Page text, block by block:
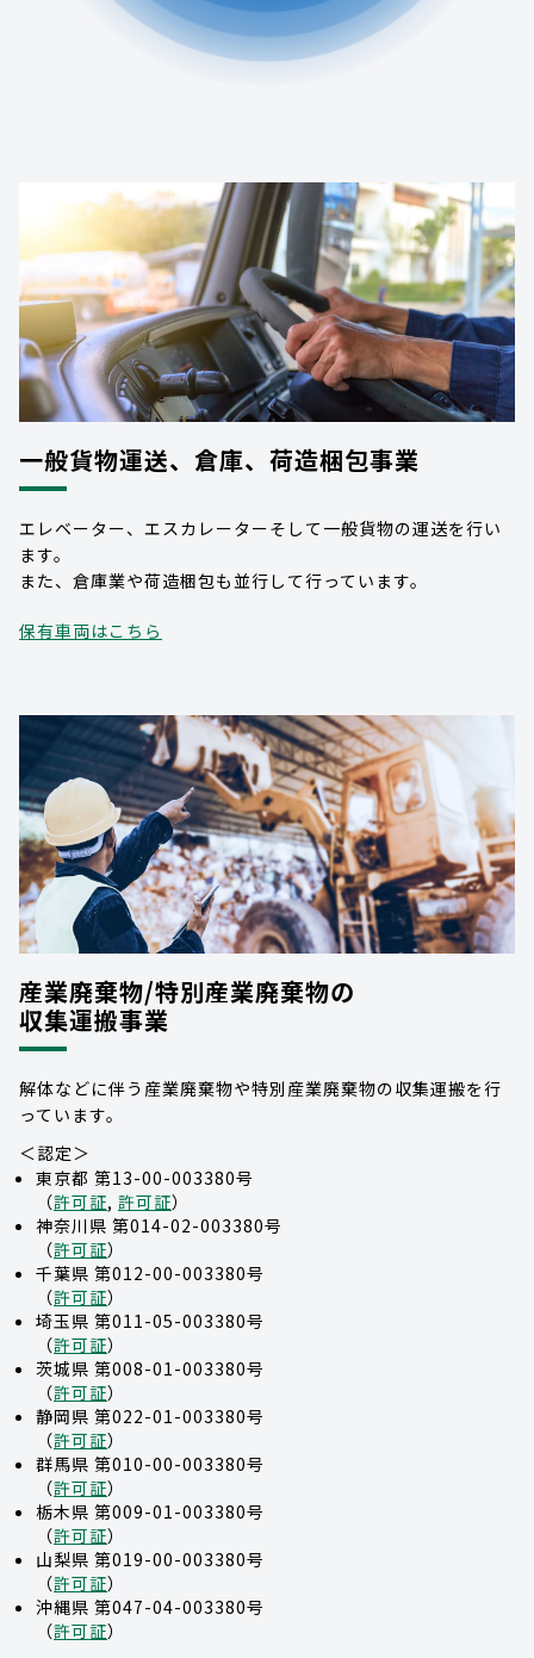
一般貨物運送、倉庫、荷造梱包事業
エレベーター、エスカレーターそして一般貨物の運送を行い
ます。
また、倉庫業や荷造梱包も並行して行っています。
保有車両はこちら
産業廃棄物/特別産業廃棄物の
収集運搬事業
解体などに伴う産業廃棄物や特別産業廃棄物の収集運搬を行
っています。
＜認定＞
東京都 第13-00-003380号
（許可証, 許可証）
神奈川県 第014-02-003380号
（許可証）
千葉県 第012-00-003380号
（許可証）
埼玉県 第011-05-003380号
（許可証）
茨城県 第008-01-003380号
（許可証）
静岡県 第022-01-003380号
（許可証）
群馬県 第010-00-003380号
（許可証）
栃木県 第009-01-003380号
（許可証）
山梨県 第019-00-003380号
（許可証）
沖縄県 第047-04-003380号
（許可証）